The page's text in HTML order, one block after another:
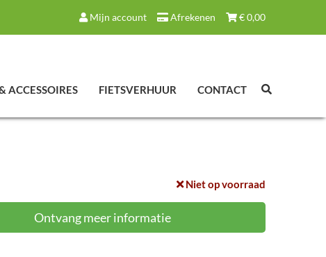
€0,00
Afrekenen
Mijn account
ACCESSOIRES FIETSVERHUUR CONTACT
Niet op voorraad
Ontvang meer informatie